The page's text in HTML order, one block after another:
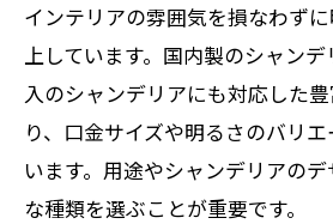
インテリアの雰囲気を損なわず
上しています。国内製のシャン
入のシャンデリアにも対応した
り、口金サイズや明るさのバリ
います。用途やシャンデリアの
な種類を選ぶことが重要です。